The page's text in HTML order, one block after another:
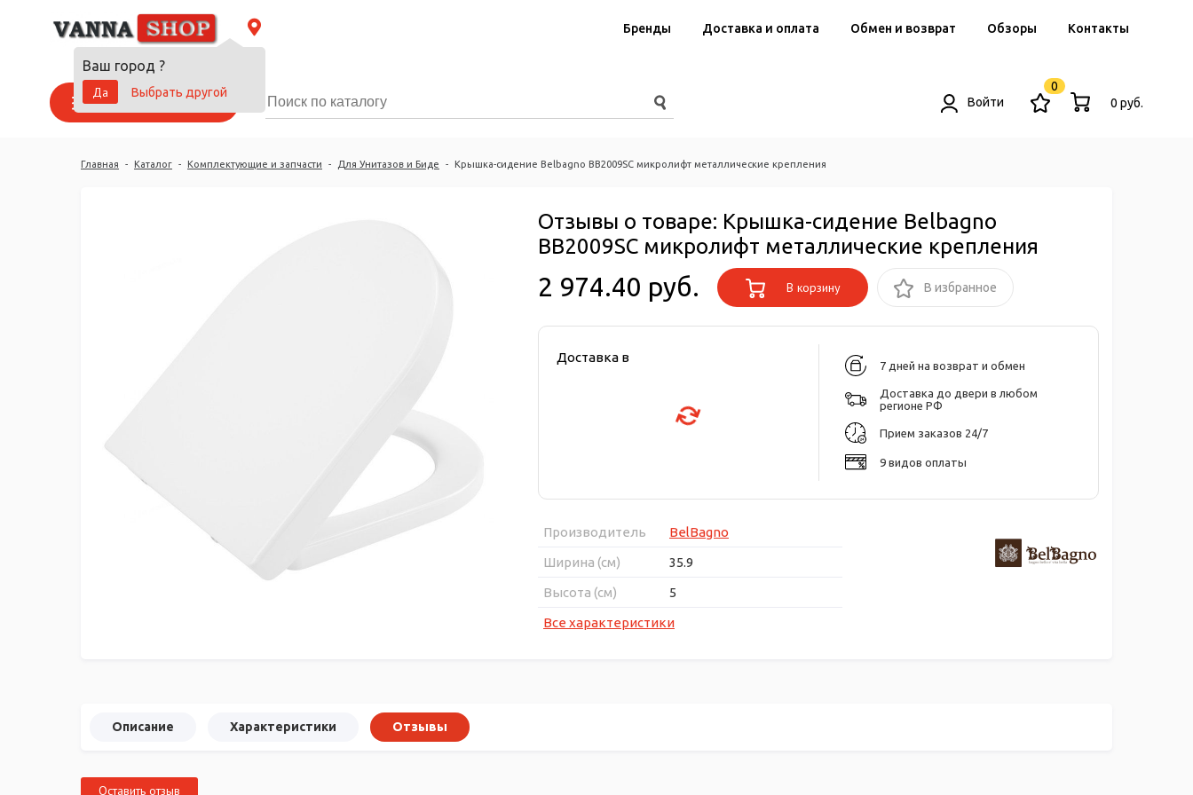
Ваш город ?
Да
Выбрать другой
Бренды Доставка и оплата Обмен и возврат Обзоры Контакты
Каталог товаров Войти
0
0 руб.
Главная - Каталог - Комплектующие и запчасти - Для Унитазов и Биде - Крышка-сидение Belbagno BB2009SC микролифт металлические крепления
Отзывы о товаре: Крышка-сидение Belbagno
BB2009SC микролифт металлические крепления
2 974.40 руб. В корзину В избранное
Доставка в
7 дней на возврат и обмен
Доставка до двери в любом
регионе РФ
Прием заказов 24/7
9 видов оплаты
Производитель
BelBagno
Ширина (см)
35.9
Высота (см)
5
Все характеристики
Описание Характеристики Отзывы
Оставить отзыв